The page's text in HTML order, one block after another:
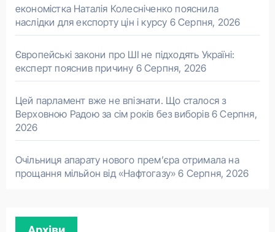
економістка Наталія Колесніченко пояснила
наслідки для експорту цін і курсу 6 Серпня, 2026
Європейські закони про ШІ не підходять Україні:
експерт пояснив причину 6 Серпня, 2026
Цей парламент вже не впізнати. Що сталося з
Верховною Радою за сім років без виборів 6 Серпня,
2026
Очільниця апарату нового прем’єра отримала на
прощання мільйон від «Нафтогазу» 6 Серпня, 2026